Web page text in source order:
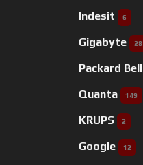
Indesit 6
Gigabyte 28
Packard Bell
Quanta 149
KRUPS 2
Google 12